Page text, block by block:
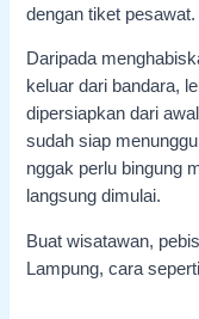
dengan tiket pesawat.
Daripada
keluar dari bandara,
dipersiapkan dari
sudah siap
nggak perlu bingung
langsung dimulai.
Buat wisatawan,
Lampung, cara